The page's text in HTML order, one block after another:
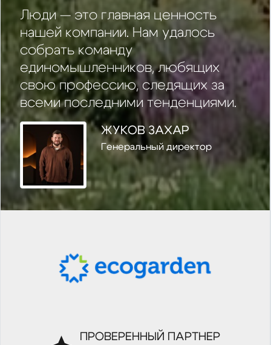
ПРОВЕРЕННЫЙ ПАРТНЕР
Люди — это главная ценность
нашей компании. Нам удалось
собрать команду
единомышленников, любящих
свою профессию, следящих за
всеми последними тенденциями.
ЖУКОВ ЗАХАР
Генеральный директор